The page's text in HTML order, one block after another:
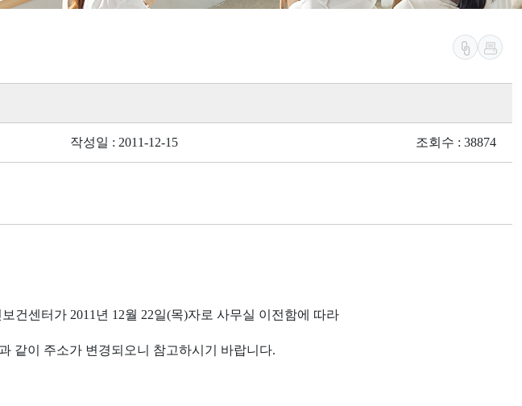
작성일 : 2011-12-15 조회수 : 38874
건센터가 2011년 12월 22일(목)자로 사무실 이전함에 따라
같이 주소가 변경되오니 참고하시기 바랍니다.